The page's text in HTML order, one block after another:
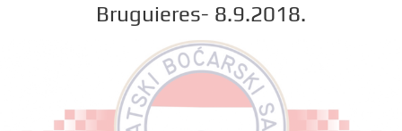
Bruguieres- 8.9.2018.